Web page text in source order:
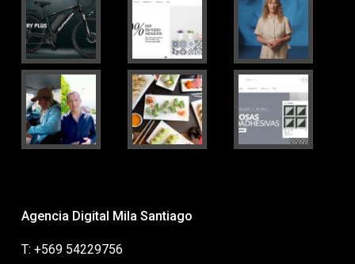
Agencia Digital Mila Santiago
T: +569 54229756